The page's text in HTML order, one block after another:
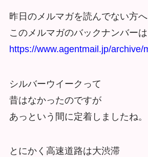
昨日のメルマガを読んでない方へ
このメルマガのバックナンバー
https://www.agentmail.jp/archive/
シルバーウイークって
昔はなかったのですが
あっという間に定着しましたね。
とにかく高速道路は大渋滞